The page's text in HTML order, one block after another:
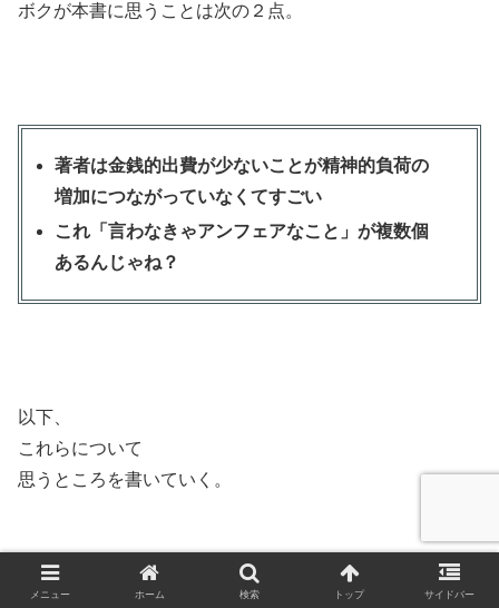
ボクが本書に思うことは次の２点。
著者は金銭的出費が少ないことが精神的負荷の
増加につながっていなくてすごい
これ「言わなきゃアンフェアなこと」が複数個
あるんじゃね？
以下、
これらについて
思うところを書いていく。
メニュー ホーム 検索 トップ サイドバー